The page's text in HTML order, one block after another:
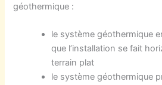
géothermique :
le système géothermique
que l’installation se fait
terrain plat
le système géothermique